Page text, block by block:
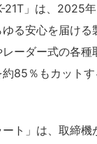
21T」は、2025
る安心を届け
ーダー式の各
85％もカット
ト」は、取締